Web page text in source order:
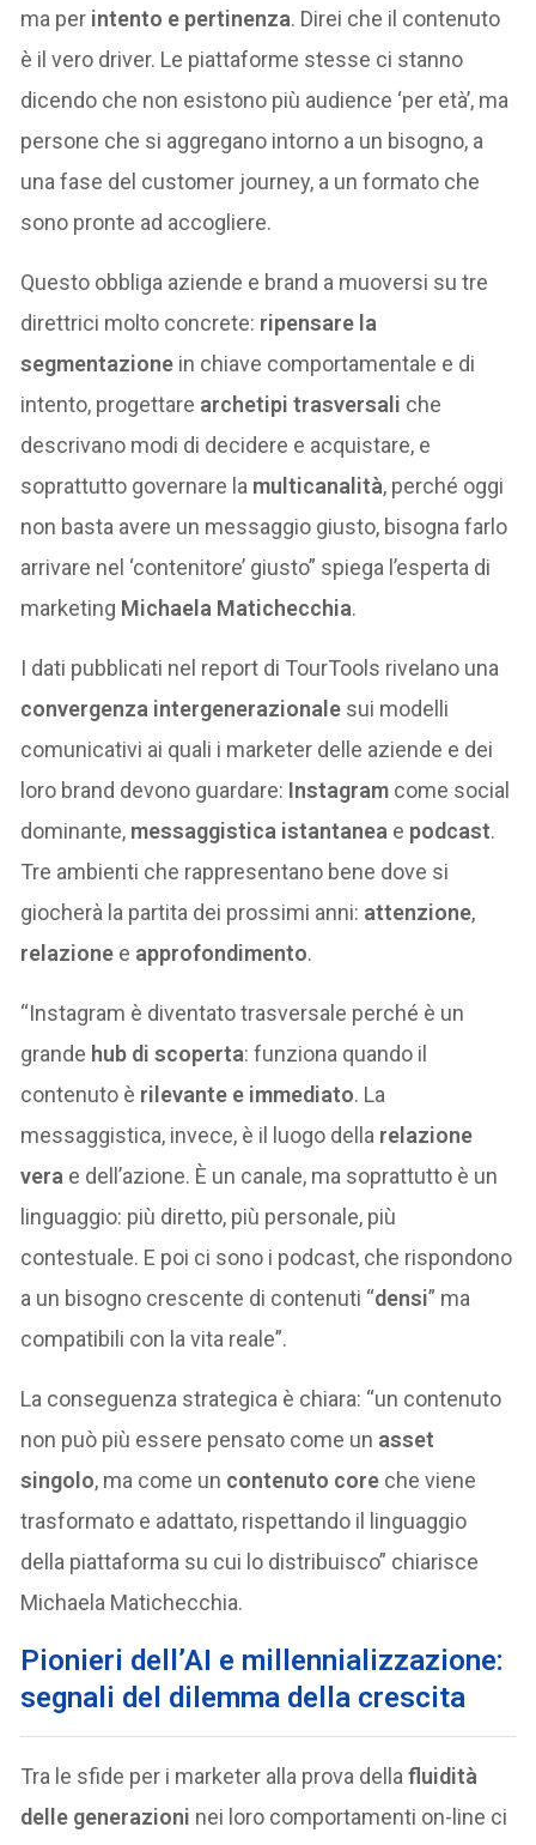
ma per intento e pertinenza. Direi che il contenuto
è il vero driver. Le piattaforme stesse ci stanno
dicendo che non esistono più audience ‘per età’, ma
persone che si aggregano intorno a un bisogno, a
una fase del customer journey, a un formato che
sono pronte ad accogliere.
Questo obbliga aziende e brand a muoversi su tre
direttrici molto concrete: ripensare la
segmentazione in chiave comportamentale e di
intento, progettare archetipi trasversali che
descrivano modi di decidere e acquistare, e
soprattutto governare la multicanalità, perché oggi
non basta avere un messaggio giusto, bisogna farlo
arrivare nel ‘contenitore’ giusto” spiega l’esperta di
marketing Michaela Matichecchia.
I dati pubblicati nel report di TourTools rivelano una
convergenza intergenerazionale sui modelli
comunicativi ai quali i marketer delle aziende e dei
loro brand devono guardare: Instagram come social
dominante, messaggistica istantanea e podcast.
Tre ambienti che rappresentano bene dove si
giocherà la partita dei prossimi anni: attenzione,
relazione e approfondimento.
“Instagram è diventato trasversale perché è un
grande hub di scoperta: funziona quando il
contenuto è rilevante e immediato. La
messaggistica, invece, è il luogo della relazione
vera e dell’azione. È un canale, ma soprattutto è un
linguaggio: più diretto, più personale, più
contestuale. E poi ci sono i podcast, che rispondono
a un bisogno crescente di contenuti “densi” ma
compatibili con la vita reale”.
La conseguenza strategica è chiara: “un contenuto
non può più essere pensato come un asset
singolo, ma come un contenuto core che viene
trasformato e adattato, rispettando il linguaggio
della piattaforma su cui lo distribuisco” chiarisce
Michaela Matichecchia.
Pionieri dell’AI e millennializzazione:
segnali del dilemma della crescita
Tra le sfide per i marketer alla prova dellafluidità
delle generazioni nei loro comportamenti on-line ci